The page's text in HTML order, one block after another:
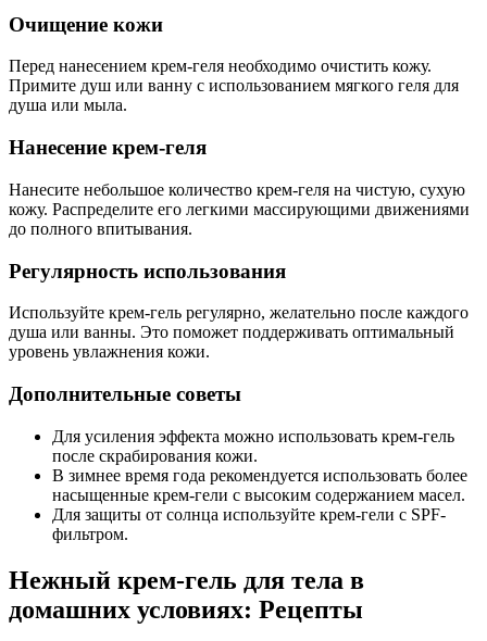
Очищение кожи
Перед нанесением крем-геля необходимо очистить кожу.
Примите душ или ванну с использованием мягкого геля для
душа или мыла.
Нанесение крем-геля
Нанесите небольшое количество крем-геля на чистую, сухую
кожу. Распределите его легкими массирующими движениями
до полного впитывания.
Регулярность использования
Используйте крем-гель регулярно, желательно после каждого
душа или ванны. Это поможет поддерживать оптимальный
уровень увлажнения кожи.
Дополнительные советы
Для усиления эффекта можно использовать крем-гель
после скрабирования кожи.
В зимнее время года рекомендуется использовать более
насыщенные крем-гели с высоким содержанием масел.
Для защиты от солнца используйте крем-гели с SPF-
фильтром.
Нежный крем-гель для тела в
домашних условиях: Рецепты